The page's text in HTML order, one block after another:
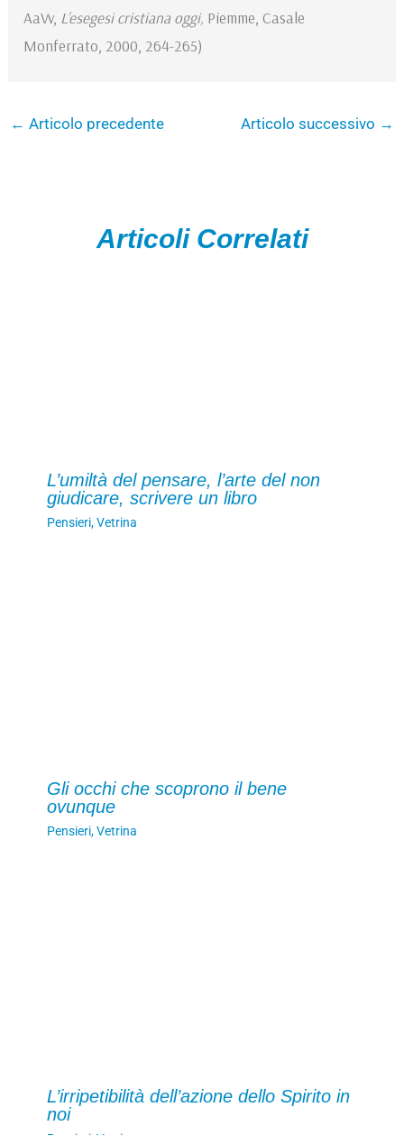
AaVv, L’esegesi cristiana oggi, Piemme, Casale
Monferrato, 2000, 264-265)
← Articolo precedente Articolo successivo →
Articoli Correlati
L’umiltà del pensare, l’arte del non
giudicare, scrivere un libro
Pensieri,Vetrina
Gli occhi che scoprono il bene
ovunque
Pensieri,Vetrina
L’irripetibilità dell’azione dello Spirito in
noi